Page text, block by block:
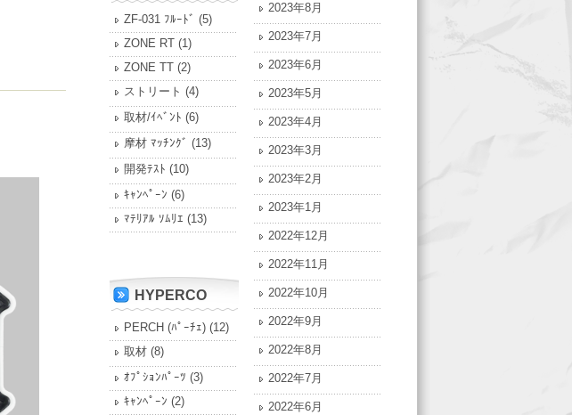
ZF-031 ﾌﾙｰﾄﾞ (5)
ZONE RT (1)
ZONE TT (2)
ストリート (4)
取材/ｲﾍﾞﾝﾄ (6)
摩材 ﾏｯﾁﾝｸﾞ (13)
開発ﾃｽﾄ (10)
ｷｬﾝﾍﾟｰﾝ (6)
ﾏﾃﾘｱﾙ ｿﾑﾘｴ (13)
HYPERCO
PERCH (ﾊﾟｰﾁｪ) (12)
取材 (8)
ｵﾌﾟｼｮﾝﾊﾟｰﾂ (3)
ｷｬﾝﾍﾟｰﾝ (2)
2023年8月
2023年7月
2023年6月
2023年5月
2023年4月
2023年3月
2023年2月
2023年1月
2022年12月
2022年11月
2022年10月
2022年9月
2022年8月
2022年7月
2022年6月